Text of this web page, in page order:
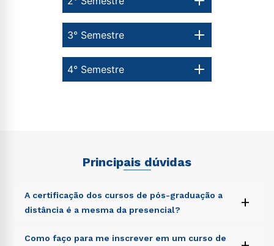
4° Semestre
3° Semestre
Principais dúvidas
A certificação dos cursos de pós-graduação a
distância é a mesma da presencial?
+
Sed ut perspiciatis unde omnis iste natus error sit
Como faço para me inscrever em um curso de